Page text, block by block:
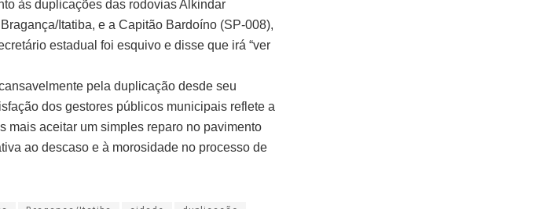
às duplicações das rodovias Alkindar
Itatiba, e a Capitão Bardoíno (SP-008),
estadual foi esquivo e disse que irá “ver
pela duplicação desde seu
dos gestores públicos municipais reflete a
mais aceitar um simples reparo no pavimento
ao descaso e à morosidade no processo de